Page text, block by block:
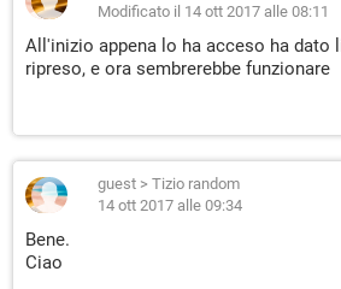
Modificato il 14 ott 2017 alle 08:11
All'inizio appena lo ha acceso ha dato
ripreso, e ora sembrerebbe funzionare
guest > Tizio random
14 ott 2017 alle 09:34
Bene.
Ciao